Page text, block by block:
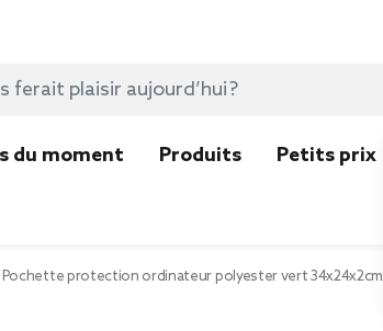
du moment Produits Petits prix
Pochette protection ordinateur polyester vert 34x24x2cm